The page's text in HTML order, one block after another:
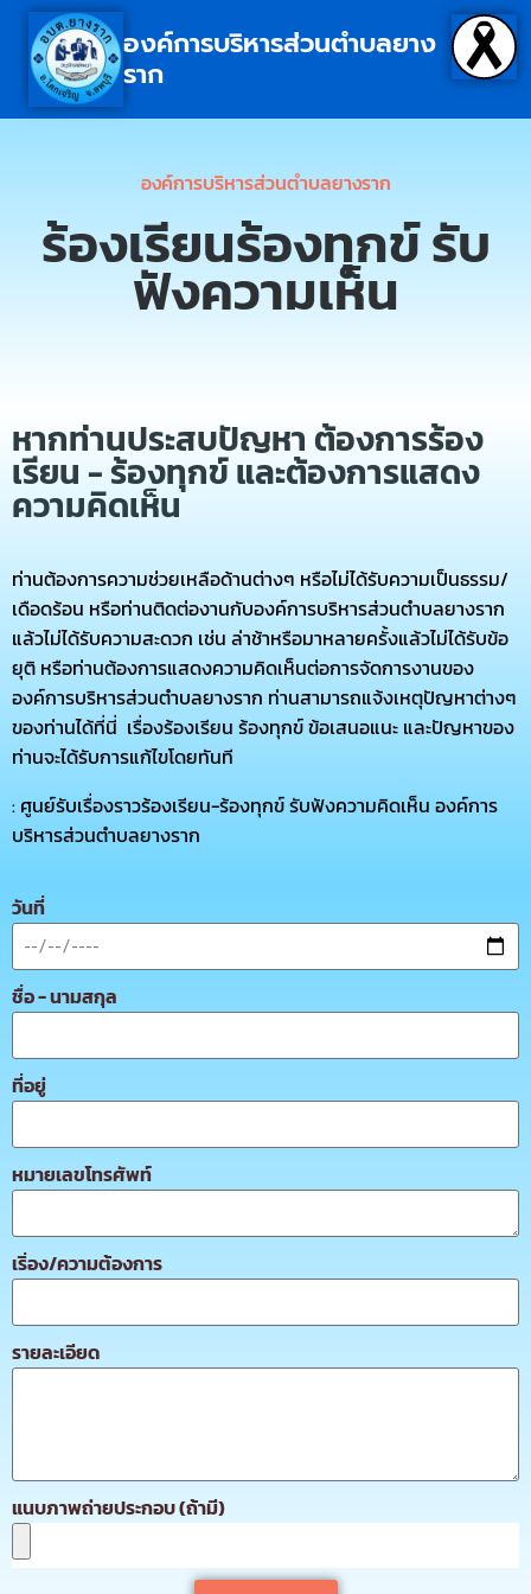
องค์การบริหารส่วนตำบลยาง
ราก
องค์การบริหารส่วนตำบลยางราก
ร้องเรียนร้องทุกข์ รับ
ฟังความเห็น
หากท่านประสบปัญหา ต้องการร้อง
เรียน - ร้องทุกข์ และต้องการแสดง
ความคิดเห็น
ท่านต้องการความช่วยเหลือด้านต่างๆ หรือไม่ได้รับความเป็นธรรม/
เดือดร้อน หรือท่านติดต่องานกับองค์การบริหารส่วนตำบลยางราก
แล้วไม่ได้รับความสะดวก เช่น ล่าช้าหรือมาหลายครั้งแล้วไม่ได้รับข้อ
ยุติ หรือท่านต้องการแสดงความคิดเห็นต่อการจัดการงานของ
องค์การบริหารส่วนตำบลยางราก ท่านสามารถแจ้งเหตุปัญหาต่างๆ
ของท่านได้ที่นี่ เรื่องร้องเรียน ร้องทุกข์ ข้อเสนอแนะ และปัญหาของ
ท่านจะได้รับการแก้ไขโดยทันที
: ศูนย์รับเรื่องราวร้องเรียน-ร้องทุกข์ รับฟังความคิดเห็น องค์การ
บริหารส่วนตำบลยางราก
วันที่
ชื่อ - นามสกุล
ที่อยู่
หมายเลขโทรศัพท์
เริ่อง/ความต้องการ
รายละเอียด
แนบภาพถ่ายประกอบ (ถ้ามี)